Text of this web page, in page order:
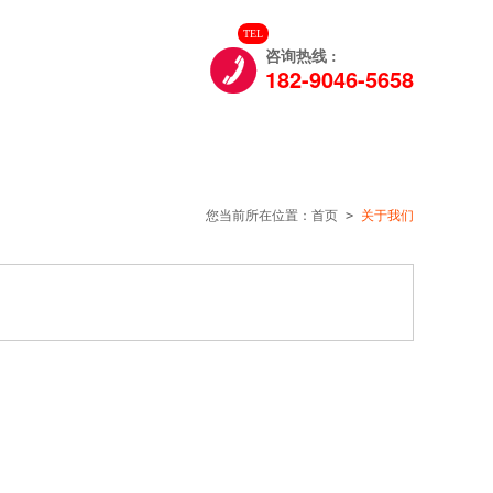

TEL
咨询热线 :
182-9046-5658
您当前所在位置： 首页 > 关于我们